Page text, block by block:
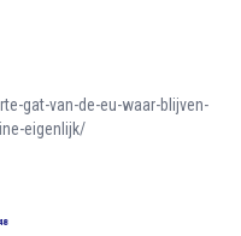
gat-van-de-eu-waar-blijven-
eigenlijk/